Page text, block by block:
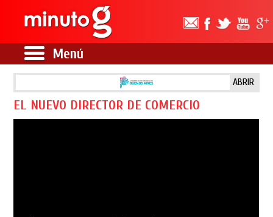
Menú
ABRIR
EL NUEVO DIRECTOR DE COMERCIO